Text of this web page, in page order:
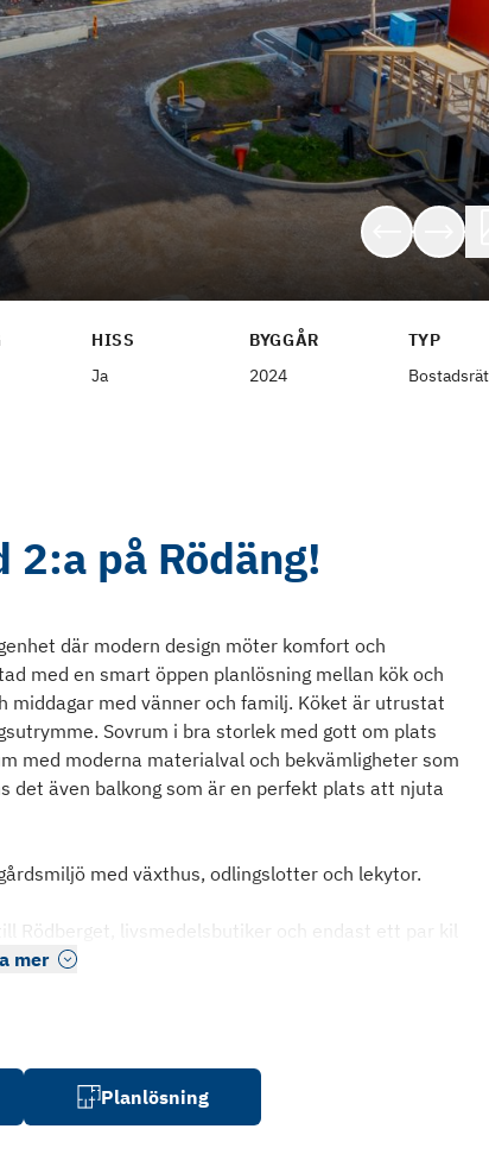
HISS
Ja
BYGGÅR
2024
TYP
2:a på Rödäng!
där modern design möter komfort och
med en smart öppen planlösning mellan kök och
middagar med vänner och familj. Köket är utrustat
Sovrum i bra storlek med gott om plats
med moderna materialval och bekvämligheter som
det även balkong som är en perfekt plats att njuta
med växthus, odlingslotter och lekytor.
Rödberget, livsmedelsbutiker och endast ett par kil
mer
Planlösning